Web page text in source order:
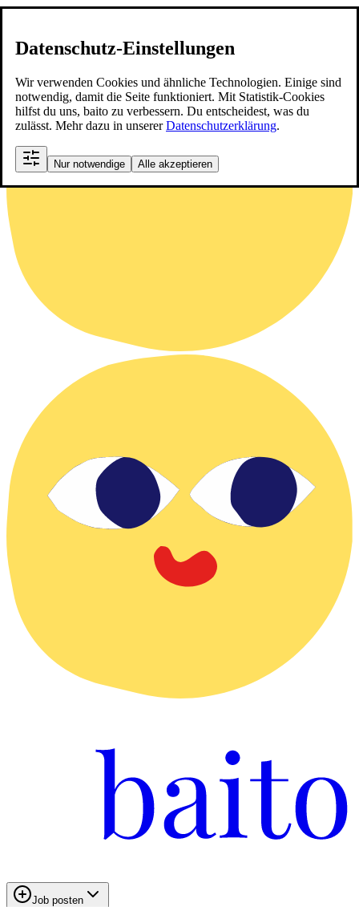
Datenschutz-Einstellungen
Wir verwenden Cookies und ähnliche Technologien. Einige sind
notwendig, damit die Seite funktioniert. Mit Statistik-Cookies
hilfst du uns, baito zu verbessern. Du entscheidest, was du
zulässt. Mehr dazu in unsererDatenschutzerklärung.
Nur notwendige Alle akzeptieren
Job posten